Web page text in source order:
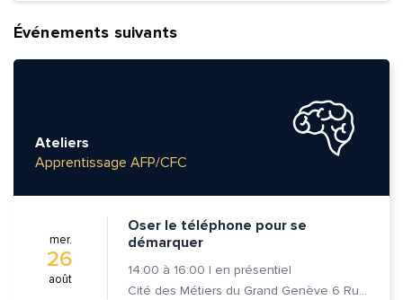
Événements suivants
Ateliers
Apprentissage AFP/CFC
mer.
26
août
Oser le téléphone pour se
démarquer
14:00 à 16:00 | en présentiel
Cité des Métiers du Grand Genève 6 Rue Prévost-Martin 1205 Genève